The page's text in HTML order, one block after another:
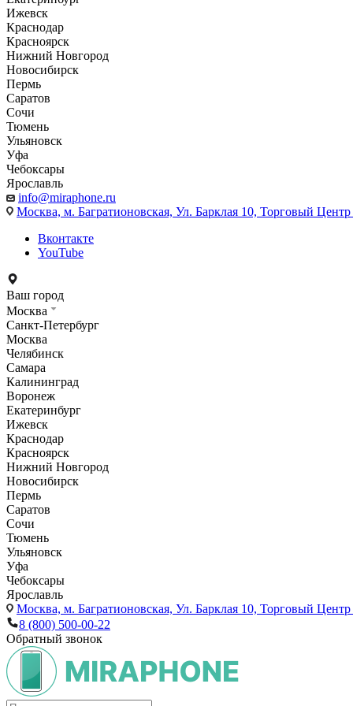
Ижевск
Краснодар
Красноярск
Нижний Новгород
Новосибирск
Пермь
Саратов
Сочи
Тюмень
Ульяновск
Уфа
Чебоксары
Ярославль
info@miraphone.ru
Москва, м. Багратионовская, Ул. Барклая 10, Торговый
Вконтакте
YouTube
Ваш город
Москва
Санкт-Петербург
Москва
Челябинск
Самара
Калининград
Воронеж
Екатеринбург
Ижевск
Краснодар
Красноярск
Нижний Новгород
Новосибирск
Пермь
Саратов
Сочи
Тюмень
Ульяновск
Уфа
Чебоксары
Ярославль
Москва, м. Багратионовская, Ул. Барклая 10, Торговый
8 (800) 500-00-22
Обратный звонок